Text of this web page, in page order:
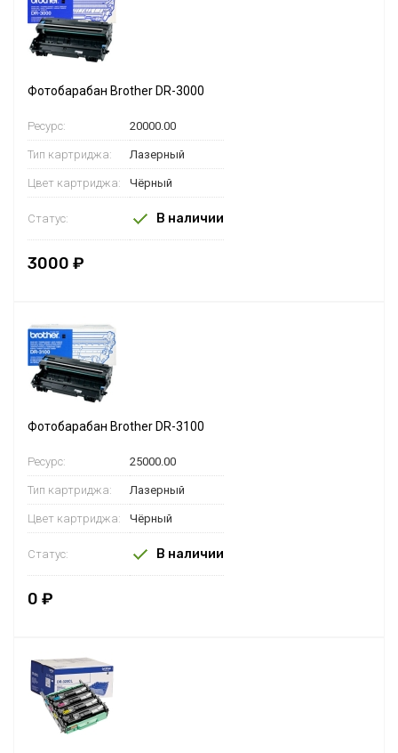
Фотобарабан Brother DR-3000
Ресурс: 20000.00
Тип картриджа: Лазерный
Цвет картриджа: Чёрный
Статус: В наличии
3000 ₽
Фотобарабан Brother DR-3100
Ресурс: 25000.00
Тип картриджа: Лазерный
Цвет картриджа: Чёрный
Статус: В наличии
0 ₽